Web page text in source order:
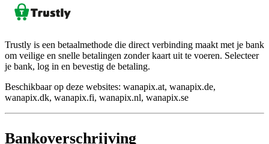
Trustly is een betaalmethode die direct verbinding maakt met je bank
om veilige en snelle betalingen zonder kaart uit te voeren. Selecteer
je bank, log in en bevestig de betaling.
Beschikbaar op deze websites: wanapix.at, wanapix.de,
wanapix.dk, wanapix.fi, wanapix.nl, wanapix.se
Bankoverschrijving